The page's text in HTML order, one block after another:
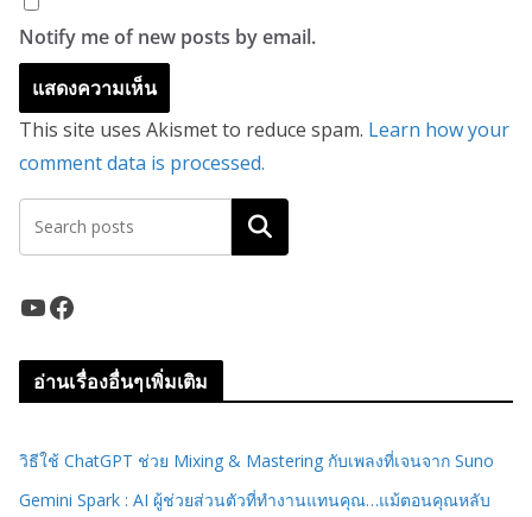
Notify me of new posts by email.
This site uses Akismet to reduce spam. Learn how your
comment data is processed.
ค้นหา
YouTube Facebook
อ่านเรื่องอื่นๆเพิ่มเติม
วิธีใช้ ChatGPT ช่วย Mixing & Mastering กับเพลงที่เจนจาก Suno
Gemini Spark : AI ผู้ช่วยส่วนตัวที่ทำงานแทนคุณ…แม้ตอนคุณหลับ